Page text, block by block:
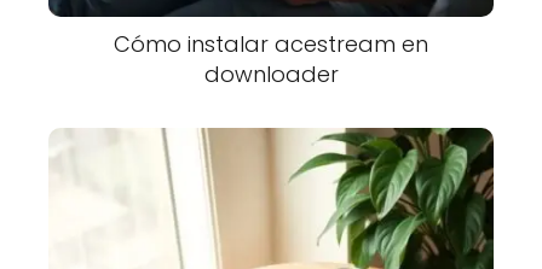
Cómo instalar acestream en
downloader